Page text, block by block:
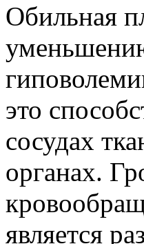
Обильная
это
сосудах
органах.
является